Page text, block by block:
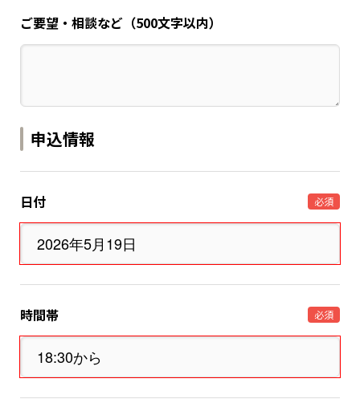
ご要望・相談など（500文字以内）
申込情報
日付 必須
時間帯 必須